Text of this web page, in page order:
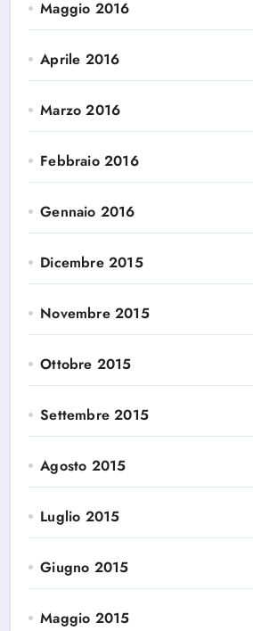
Maggio 2016
Aprile 2016
Marzo 2016
Febbraio 2016
Gennaio 2016
Dicembre 2015
Novembre 2015
Ottobre 2015
Settembre 2015
Agosto 2015
Luglio 2015
Giugno 2015
Maggio 2015